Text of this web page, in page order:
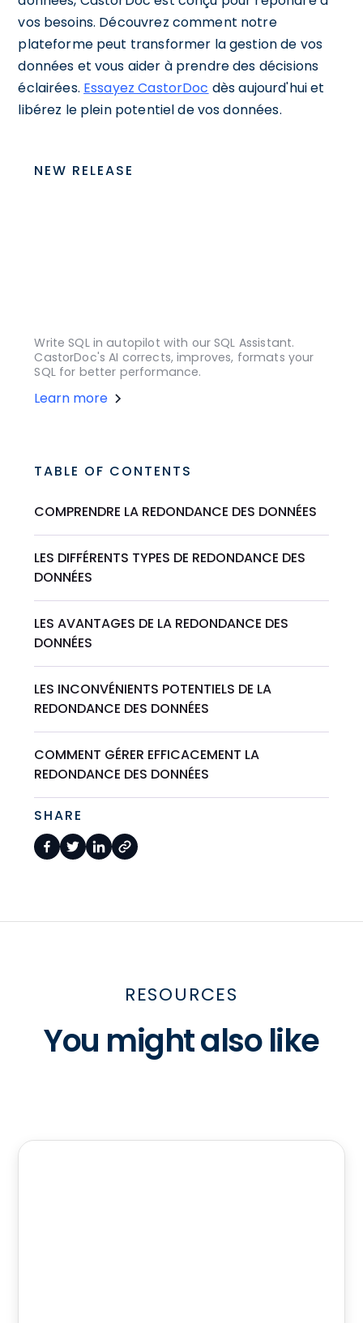
vos besoins. Découvrez comment notre
plateforme peut transformer la gestion de vos
données et vous aider à prendre des décisions
éclairées. Essayez CastorDoc dès aujourd'hui et
libérez le plein potentiel de vos données.
NEW RELEASE
Write SQL in autopilot with our SQL Assistant.
CastorDoc's AI corrects, improves, formats your
SQL for better performance.
Learn more
TABLE OF CONTENTS
COMPRENDRE LA REDONDANCE DES DONNÉES
LES DIFFÉRENTS TYPES DE REDONDANCE DES
DONNÉES
LES AVANTAGES DE LA REDONDANCE DES
DONNÉES
LES INCONVÉNIENTS POTENTIELS DE LA
REDONDANCE DES DONNÉES
COMMENT GÉRER EFFICACEMENT LA
REDONDANCE DES DONNÉES
SHARE
RESOURCES
You might also like